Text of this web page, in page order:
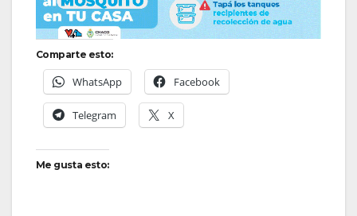
Comparte esto:
WhatsApp Facebook
Telegram X
Me gusta esto: